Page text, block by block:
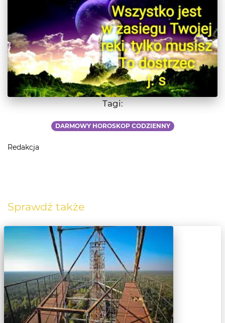
Tagi:
DARMOWY HOROSKOP CODZIENNY
Redakcja
Sprawdź także